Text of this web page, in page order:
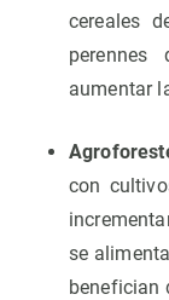
cereales
aumentar
con
se
benefician